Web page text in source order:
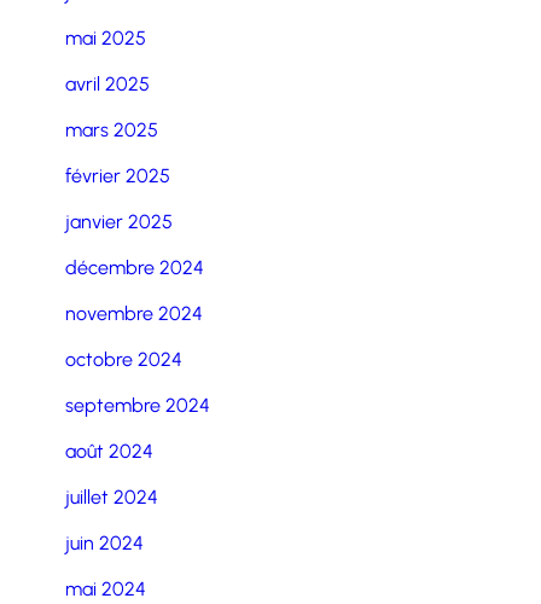
mai 2025
avril 2025
mars 2025
février 2025
janvier 2025
décembre 2024
novembre 2024
octobre 2024
septembre 2024
août 2024
juillet 2024
juin 2024
mai 2024